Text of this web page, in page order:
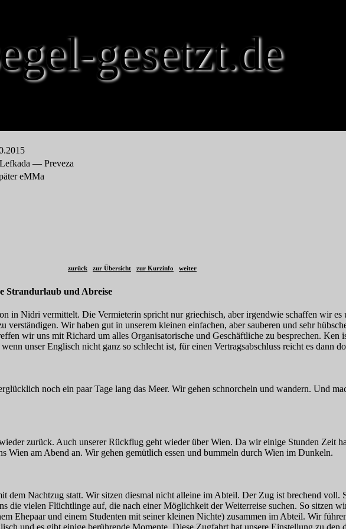
gesetzt.de
— Preveza
eMMa
zurück zur Übersicht zur Kurzinfo weiter
Strandurlaub und Abreise
in Nidri vermittelt. Die Vermieterin spricht nur griechisch, aber irgendwie schaffen wir es
verständigen. Wir haben gut in unserem kleinen einfachen, aber sauberen und sehr
wir uns mit Richard um alles Organisatorische und Geschäftliche zu besprechen. Ken
unser Englisch nicht ganz so schlecht ist, für einen Vertragsabschluss reicht es dann
noch ein paar Tage lang das Meer. Wir gehen schnorcheln und wandern. Und
zurück. Auch unserer Rückflug geht wieder über Wien. Da wir einige Stunden Zeit
Wien am Abend an. Wir gehen gemütlich essen und bummeln durch Wien im Dunkeln.
dem Nachtzug statt. Wir sitzen diesmal nicht alleine im Abteil. Der Zug ist brechend voll.
die vielen Flüchtlinge auf, die nach einer Möglichkeit der Weiterreise suchen. So sitzen
Ehepaar und einem Studenten mit seiner kleinen Nichte) zusammen im Abteil. Wir